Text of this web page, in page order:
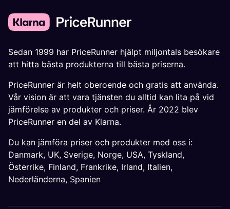
Sedan 1999 har PriceRunner hjälpt miljontals besökare
att hitta bästa produkterna till bästa priserna.
PriceRunner är helt oberoende och gratis att använda.
Vår vision är att vara tjänsten du alltid kan lita på vid
jämförelse av produkter och priser. År 2022 blev
PriceRunner en del av Klarna.
Du kan jämföra priser och produkter med oss i:
Danmark, UK, Sverige, Norge, USA, Tyskland,
Österrike, Finland, Frankrike, Irland, Italien,
Nederländerna, Spanien